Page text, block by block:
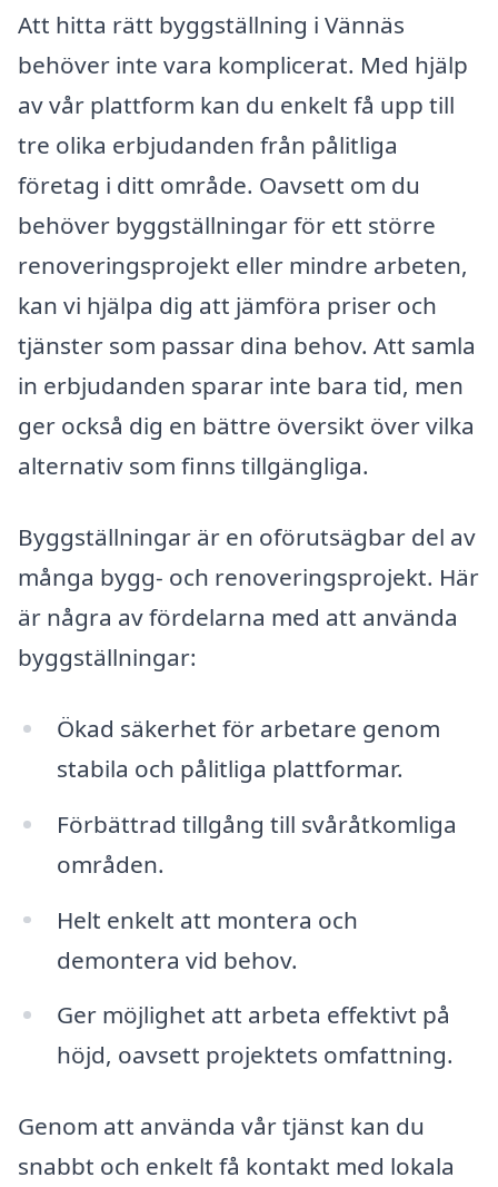
Att hitta rätt byggställning i Vännäs
behöver inte vara komplicerat. Med hjälp
av vår plattform kan du enkelt få upp till
tre olika erbjudanden från pålitliga
företag i ditt område. Oavsett om du
behöver byggställningar för ett större
renoveringsprojekt eller mindre arbeten,
kan vi hjälpa dig att jämföra priser och
tjänster som passar dina behov. Att samla
in erbjudanden sparar inte bara tid, men
ger också dig en bättre översikt över vilka
alternativ som finns tillgängliga.
Byggställningar är en oförutsägbar del av
många bygg- och renoveringsprojekt. Här
är några av fördelarna med att använda
byggställningar:
Ökad säkerhet för arbetare genom
stabila och pålitliga plattformar.
Förbättrad tillgång till svåråtkomliga
områden.
Helt enkelt att montera och
demontera vid behov.
Ger möjlighet att arbeta effektivt på
höjd, oavsett projektets omfattning.
Genom att använda vår tjänst kan du
snabbt och enkelt få kontakt med lokala